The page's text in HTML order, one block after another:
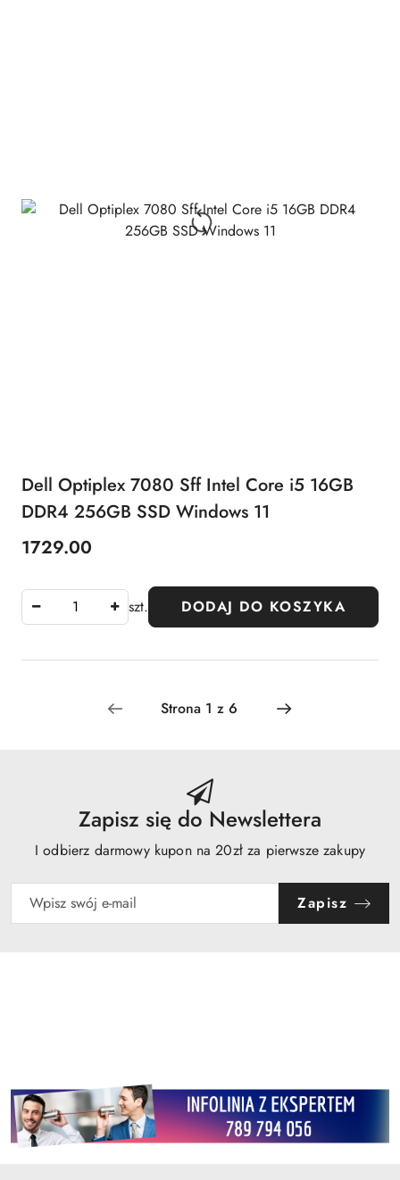
Dell Optiplex 7080 Sff Intel Core i5 16GB
DDR4 256GB SSD Windows 11
Cena:
1729.00
szt. DODAJ DO KOSZYKA
Zapisz się do Newslettera
I odbierz darmowy kupon na 20zł za pierwsze zakupy
Zapisz